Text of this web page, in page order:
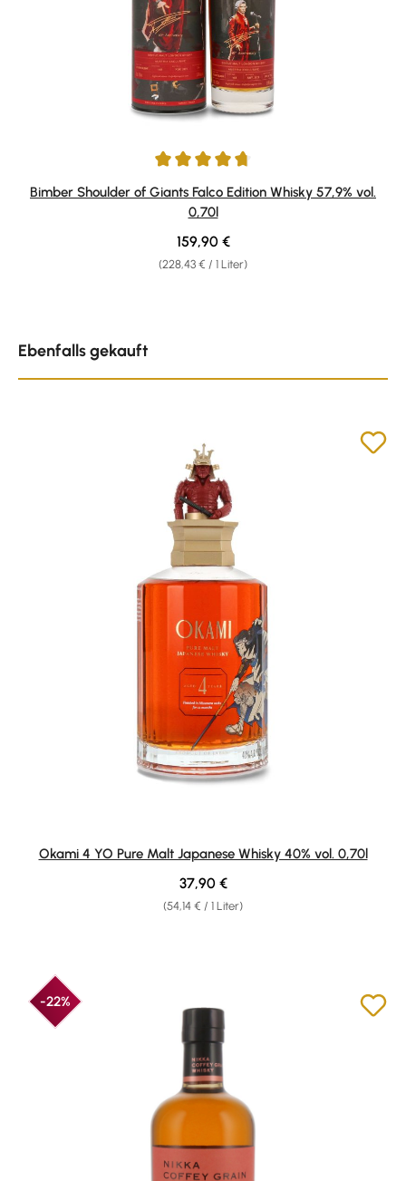
Durchschnittliche Bewertung von 4.67 von 5 Sternen
Bimber Shoulder of Giants Falco Edition Whisky 57,9% vol.
0,70l
(228,43 € / 1 Liter)
Regulärer Preis:
159,90 €
Ebenfalls gekauft
Okami 4 YO Pure Malt Japanese Whisky 40% vol. 0,70l
(54,14 € / 1 Liter)
Regulärer Preis:
37,90 €
-22%